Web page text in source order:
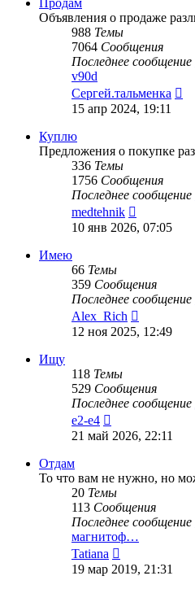
Продам
Объявления о продаже
988 Темы
7064 Сообщения
Последнее сообщение
v90d
Сергей.тальменка
15 апр 2024, 19:11
Куплю
Предложения о покупке
336 Темы
1756 Сообщения
Последнее сообщение
medtehnik
к
10 янв 2026, 07:05
Имею
66 Темы
359 Сообщения
Последнее сообщение
Alex_Rich
к
12 ноя 2025, 12:49
Ищу
118 Темы
529 Сообщения
Последнее сообщение
e2-e4
к
21 май 2026, 22:11
Отдам
То что вам не нужно, но
20 Темы
113 Сообщения
Последнее сообщение
магнитоф…
Tatiana
к
19 мар 2019, 21:31